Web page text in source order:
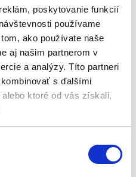
poskytovanie funkcií
používame
ako používate naše
aj našim partnerom v
a analýzy. Títo partneri
s ďalšími
ktoré od vás získali,
pri dovolenkových cestách,
na záhrade či pri dome.
2 až 5 mm